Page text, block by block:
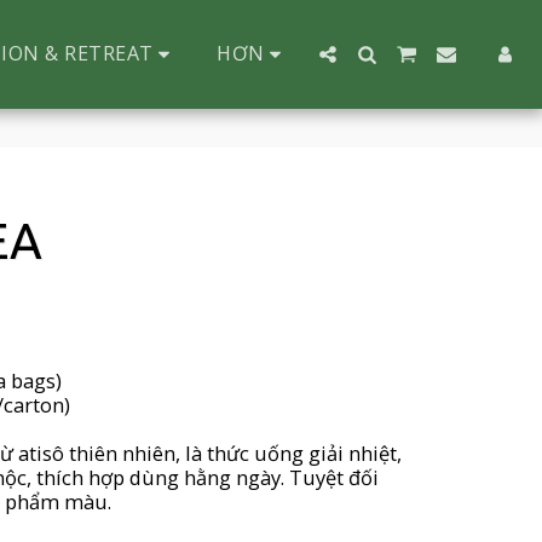
& RETREAT HƠN
bags)
carton)
atisô thiên nhiên, là thức uống giải nhiệt,
thích hợp dùng hằng ngày. Tuyệt đối
màu.